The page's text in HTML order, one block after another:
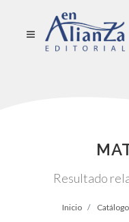
Resultado
Inicio Catálogo